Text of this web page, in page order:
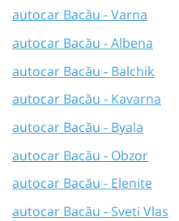
autocar Bacău - Varna
autocar Bacău - Albena
autocar Bacău - Balchik
autocar Bacău - Kavarna
autocar Bacău - Byala
autocar Bacău - Obzor
autocar Bacău - Elenite
autocar Bacău - Sveti Vlas